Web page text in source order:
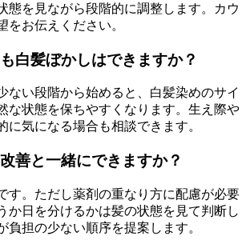
態を見ながら段階的に調整します。カウ
をお伝えください。
白髪ぼかしはできますか？
ない段階から始めると、白髪染めのサイ
な状態を保ちやすくなります。生え際や
に気になる場合も相談できます。
善と一緒にできますか？
す。ただし薬剤の重なり方に配慮が必要
か日を分けるかは髪の状態を見て判断し
負担の少ない順序を提案します。